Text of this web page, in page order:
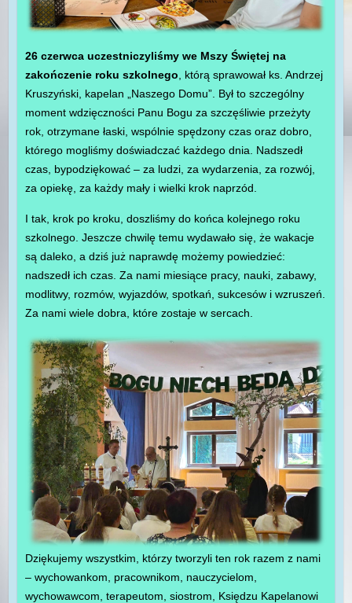
26 czerwca uczestniczyliśmy we Mszy Świętej na
zakończenie roku szkolnego , którą sprawował ks. Andrzej
Kruszyński, kapelan „Naszego Domu”. Był to szczególny
moment wdzięczności Panu Bogu za szczęśliwie przeżyty
rok, otrzymane łaski, wspólnie spędzony czas oraz dobro,
którego mogliśmy doświadczać każdego dnia. Nadszedł
czas, bypodziękować – za ludzi, za wydarzenia, za rozwój,
za opiekę, za każdy mały i wielki krok naprzód.
I tak, krok po kroku, doszliśmy do końca kolejnego roku
szkolnego. Jeszcze chwilę temu wydawało się, że wakacje
są daleko, a dziś już naprawdę możemy powiedzieć:
nadszedł ich czas. Za nami miesiące pracy, nauki, zabawy,
modlitwy, rozmów, wyjazdów, spotkań, sukcesów i wzruszeń.
Za nami wiele dobra, które zostaje w sercach.
Dziękujemy wszystkim, którzy tworzyli ten rok razem z nami
– wychowankom, pracownikom, nauczycielom,
wychowawcom, terapeutom, siostrom, Księdzu Kapelanowi